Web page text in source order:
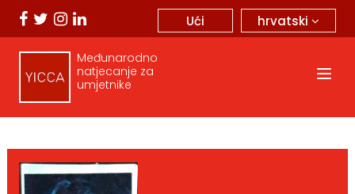
hrvatski
Ući
Međunarodno
natjecanje za
umjetnike